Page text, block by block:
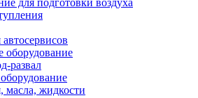
для подготовки воздуха
оборудование
развал
масла, жидкости